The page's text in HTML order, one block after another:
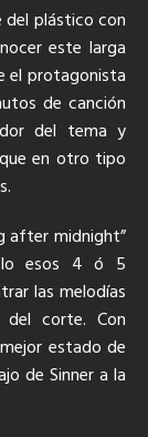
del plástico con
este larga
el protagonista
de canción
del tema y
en otro tipo
after midnight”
esos 4 ó 5
las melodías
corte. Con
estado de
de Sinner a la